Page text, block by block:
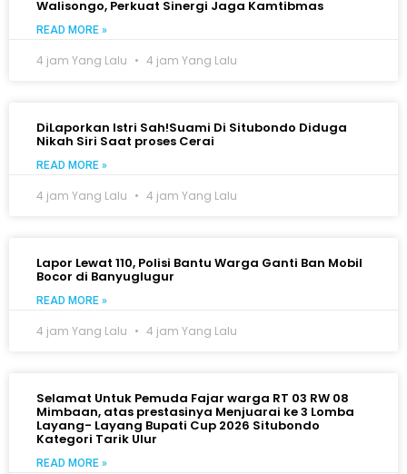
Walisongo, Perkuat Sinergi Jaga Kamtibmas
READ MORE »
4 jam Yang Lalu 4 jam Yang Lalu
DiLaporkan Istri Sah!Suami Di Situbondo Diduga
Nikah Siri Saat proses Cerai
READ MORE »
4 jam Yang Lalu 4 jam Yang Lalu
Lapor Lewat 110, Polisi Bantu Warga Ganti Ban Mobil
Bocor di Banyuglugur
READ MORE »
4 jam Yang Lalu 4 jam Yang Lalu
Selamat Untuk Pemuda Fajar warga RT 03 RW 08
Mimbaan, atas prestasinya Menjuarai ke 3 Lomba
Layang- Layang Bupati Cup 2026 Situbondo
Kategori Tarik Ulur
READ MORE »